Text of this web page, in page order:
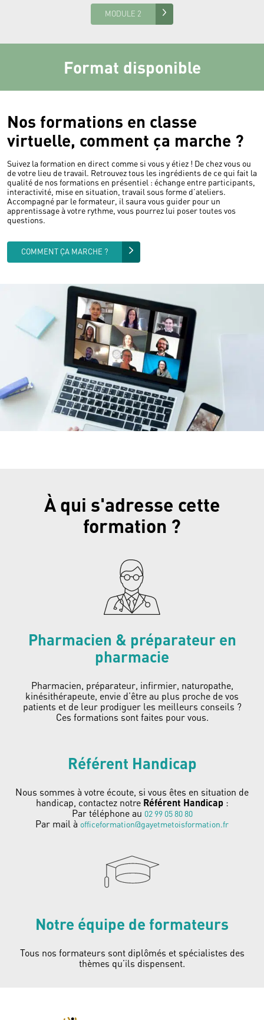
MODULE 2
Format disponible
Nos formations en classe
virtuelle, comment ça marche ?
Suivez la formation en direct comme si vous y étiez ! De chez vous ou
de votre lieu de travail. Retrouvez tous les ingrédients de ce qui fait la
qualité de nos formations en présentiel : échange entre participants,
interactivité, mise en situation, travail sous forme d’ateliers.
Accompagné par le formateur, il saura vous guider pour un
apprentissage à votre rythme, vous pourrez lui poser toutes vos
questions.
COMMENT ÇA MARCHE ?
À qui s'adresse cette
formation ?
Pharmacien & préparateur en
pharmacie
Pharmacien, préparateur, infirmier, naturopathe,
kinésithérapeute, envie d’être au plus proche de vos
patients et de leur prodiguer les meilleurs conseils ?
Ces formations sont faites pour vous.
Référent Handicap
Nous sommes à votre écoute, si vous êtes en situation de
handicap, contactez notre Référent Handicap:
Par téléphone au 02 99 05 80 80
Par mail à officeformation@gayetmetoisformation.fr
Notre équipe de formateurs
Tous nos formateurs sont diplômés et spécialistes des
thèmes qu’ils dispensent.